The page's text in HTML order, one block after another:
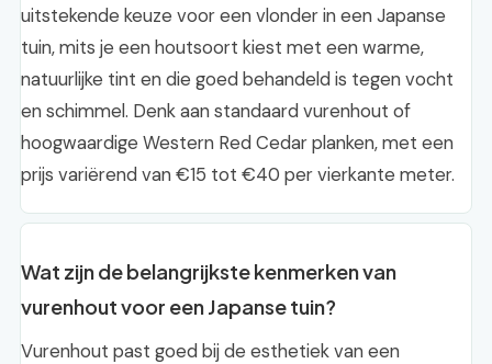
uitstekende keuze voor een vlonder in een Japanse
tuin, mits je een houtsoort kiest met een warme,
natuurlijke tint en die goed behandeld is tegen vocht
en schimmel. Denk aan standaard vurenhout of
hoogwaardige Western Red Cedar planken, met een
prijs variërend van €15 tot €40 per vierkante meter.
Wat zijn de belangrijkste kenmerken van
vurenhout voor een Japanse tuin?
Vurenhout past goed bij de esthetiek van een